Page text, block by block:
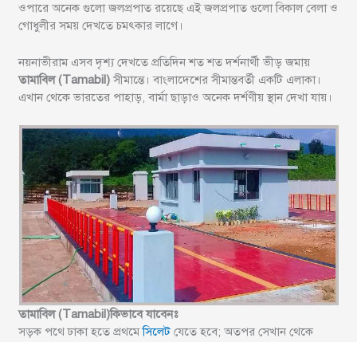
ওপারে অনেক গুলো জলপ্রপাত রয়েছে এই জলপ্রপাত গুলো বিকাল বেলা ও
গোধুলীর সময় দেখতে চমৎকার লাগে।
নয়নাভীরাম এসব দৃশ্য দেখতে প্রতিদিন শত শত দর্শনার্থী ভীড় জমায়
তামাবিল (Tamabil)সীমান্তে। বাংলাদেশের সীমান্তবর্তী একটি এলাকা।
এখান থেকে ভারতের পাহাড়, বার্মা ছাড়াও অনেক দর্শণীয় স্থান দেখা যায়।
তামাবিল (Tamabil)কিভাবে যাবেনঃ
সড়ক পথে ঢাকা হতে প্রথমেসিলেট যেতে হবে; অতপর সেখান থেকে